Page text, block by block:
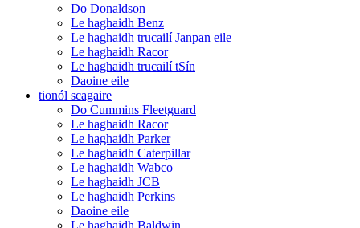
Do Donaldson
Le haghaidh Benz
Le haghaidh trucailí Janpan eile
Le haghaidh Racor
Le haghaidh trucailí tSín
Daoine eile
tionól scagaire
Do Cummins Fleetguard
Le haghaidh Racor
Le haghaidh Parker
Le haghaidh Caterpillar
Le haghaidh Wabco
Le haghaidh JCB
Le haghaidh Perkins
Daoine eile
Le haghaidh Baldwin